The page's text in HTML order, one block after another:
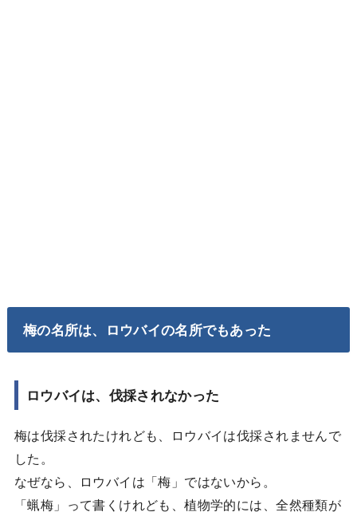
梅の名所は、ロウバイの名所でもあった
ロウバイは、伐採されなかった
梅は伐採されたけれども、ロウバイは伐採されませんで
した。
なぜなら、ロウバイは「梅」ではないから。
「蝋梅」って書くけれども、植物学的には、全然種類が